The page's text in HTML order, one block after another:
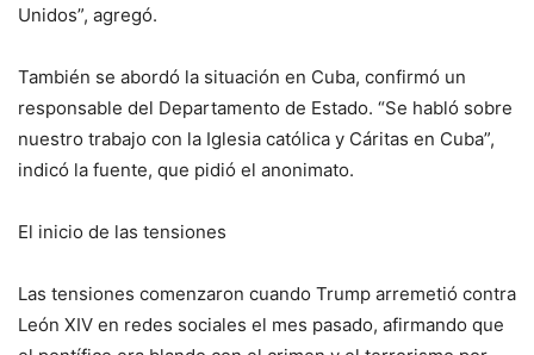
Unidos”, agregó.
También se abordó la situación en Cuba, confirmó un
responsable del Departamento de Estado. “Se habló sobre
nuestro trabajo con la Iglesia católica y Cáritas en Cuba”,
indicó la fuente, que pidió el anonimato.
El inicio de las tensiones
Las tensiones comenzaron cuando Trump arremetió contra
León XIV en redes sociales el mes pasado, afirmando que